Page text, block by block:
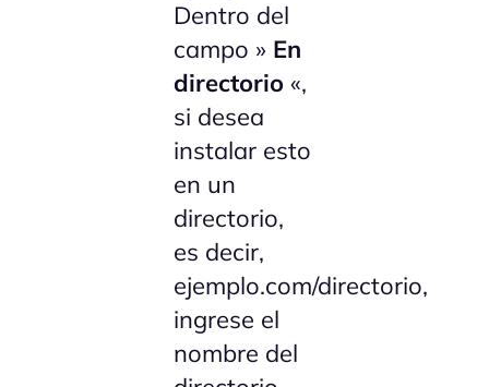
Dentro del
campo » En
directorio «,
si desea
instalar esto
en un
directorio,
es decir,
ejemplo.com/directorio,
ingrese el
nombre del